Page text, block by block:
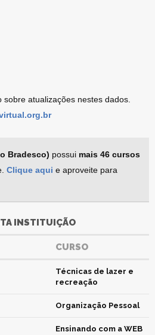
atualizações nestes dados.
Bradesco) possui mais 46 cursos
Clique aqui e aproveite para
INSTITUIÇÃO
CURSO
Técnicas de lazer e
recreação
Organização Pessoal
Ensinando com a WEB